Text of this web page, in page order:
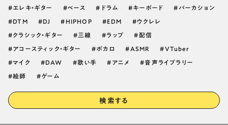
エレキ・ギター ベース ドラム キーボード パーカション
DTM DJ HIPHOP EDM ウクレレ
クラシック・ギター 三線 ラップ 配信
アコースティック・ギター ボカロ ASMR VTuber
マイク DAW 歌い手 アニメ 音声ライブラリー
絵師 ゲーム
検索する